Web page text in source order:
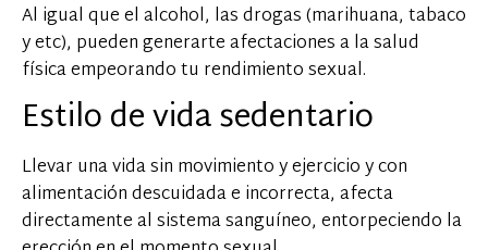
Al igual que el alcohol, las drogas (marihuana, tabaco
y etc), pueden generarte afectaciones a la salud
física empeorando tu rendimiento sexual.
Estilo de vida sedentario
Llevar una vida sin movimiento y ejercicio y con
alimentación descuidada e incorrecta, afecta
directamente al sistema sanguíneo, entorpeciendo la